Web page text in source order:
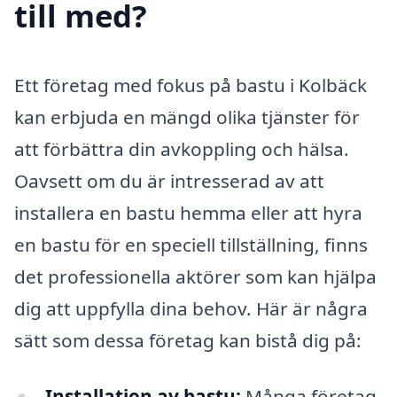
till med?
Ett företag med fokus på bastu i Kolbäck
kan erbjuda en mängd olika tjänster för
att förbättra din avkoppling och hälsa.
Oavsett om du är intresserad av att
installera en bastu hemma eller att hyra
en bastu för en speciell tillställning, finns
det professionella aktörer som kan hjälpa
dig att uppfylla dina behov. Här är några
sätt som dessa företag kan bistå dig på: